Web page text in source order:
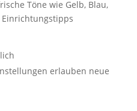
Töne wie Gelb, Blau,
erlauben neue